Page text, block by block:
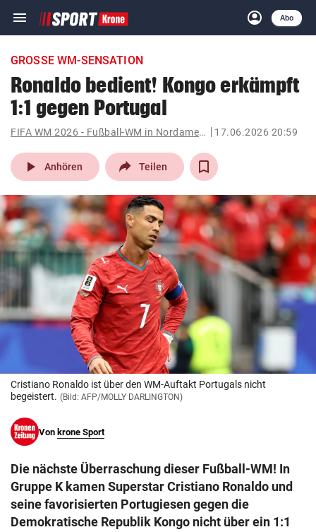
menu Navigation
ein-/ausklappen
account_circle
Anmelden
Abo
close Schließen
account_circle Anmelden
pin_drop
Wien arrow_right
bookmark
search
Suchbegriff
eingeben
© Krone Multimedia GmbH & Co KG 2026
Muthgasse 2, 1190 Wien
GROSSE WM-SENSATION
Ronaldo bedient! Kongo erkämpft
1:1 gegen Portugal
FIFA WM 2026 - Fußball-WM in Nordamerika 17.06.2026 20:59
play_arrow Anhören Teilen
Cristiano Ronaldo ist über den WM-Auftakt Portugals nicht
begeistert. (Bild: AFP/MOLLY DARLINGTON)
Von krone Sport
Die nächste Überraschung dieser Fußball-WM! In
Gruppe K kamen Superstar Cristiano Ronaldo und
seine favorisierten Portugiesen gegen die
Demokratische Republik Kongo nicht über ein 1:1